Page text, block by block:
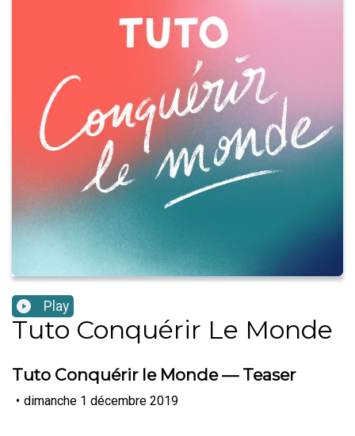
Play
Tuto Conquérir Le Monde
Tuto Conquérir le Monde — Teaser
• dimanche 1 décembre 2019